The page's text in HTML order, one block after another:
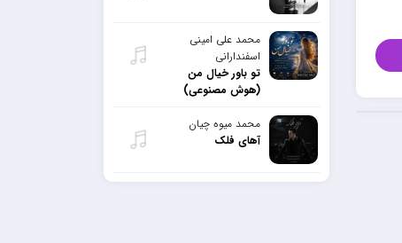
محمد علی امینی
اسفندارانی
تو باور خیال من
(هوش مصنوعی)
محمد میوه چیان
آهای فلک